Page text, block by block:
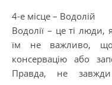
4-е місце – Водолій
Водолії – це ті
їм не важливо, що
консервацію або
Правда, не